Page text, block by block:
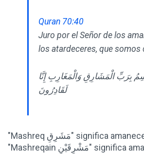
Quran 70:40
Juro por el Señor de los
los atardeceres, que somos
بِرَبِّ الْمَشَارِقِ وَالْمَغَارِبِ إِنَّا
لَقَادِرُونَ
"Mashreq مَشَرِقِ" significa amanecer único.
"Mashreqain مَشْرِقَيْنِ" significa amaneceres dobles.